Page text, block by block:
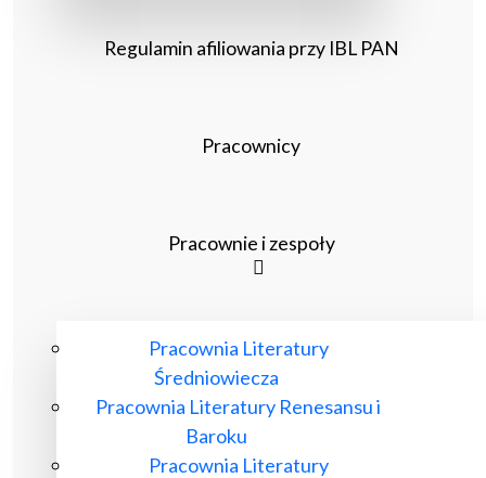
Regulamin afiliowania przy IBL PAN
Pracownicy
Pracownie i zespoły
Pracownia Literatury
Średniowiecza
Pracownia Literatury Renesansu i
Baroku
Pracownia Literatury